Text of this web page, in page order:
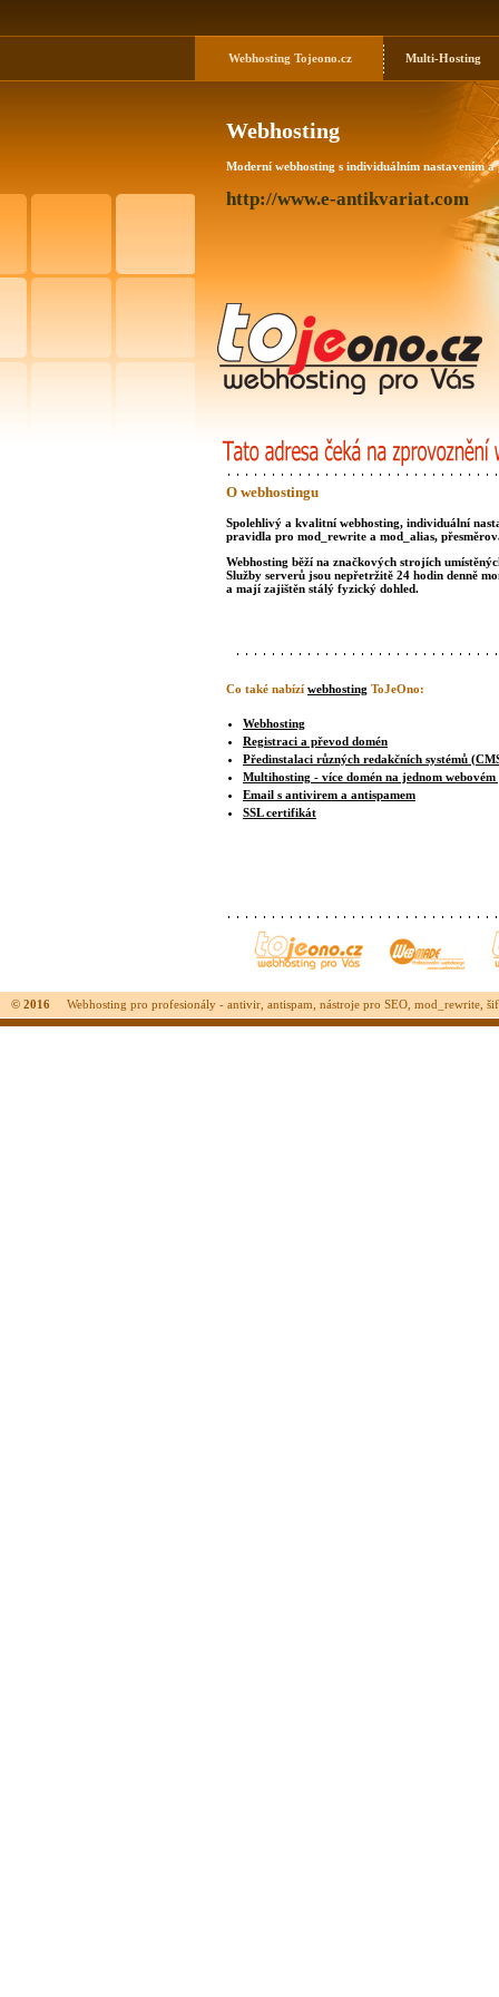
Webhosting Tojeono.cz Multi-Hosting
Webhosting
Moderní webhosting s individuálním nastavením a
http://www.e-antikvariat.com
O webhostingu
Spolehlivý a kvalitní webhosting, individuální
pravidla pro mod_rewrite a mod_alias,
Webhosting běží na značkových strojích
Služby serverů jsou nepřetržitě 24 hodin denně
a mají zajištěn stálý fyzický dohled.
Co také nabízí webhosting ToJeOno:
Webhosting
Registraci a převod domén
Předinstalaci různých redakčních systémů
Multihosting - více domén na jednom
Email s antivirem a antispamem
SSL certifikát
© 2016 Webhosting pro profesionály - antivir, antispam, nástroje pro SEO, mod_rewrite,